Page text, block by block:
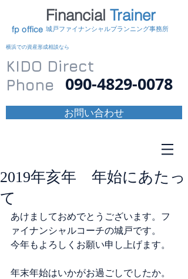
​城戸ファイナンシャルプランニング事務所
Financial Trainer
KIDO Direct
Phone
090-4829-0078
お問い合わせ
fp office
横浜での資産形成相談なら
2019年亥年 年始にあたっ
て
あけましておめでとうございます。フ
ァイナンシャルコーチの城戸です。
今年もよろしくお願い申し上げます。
年末年始はいかがお過ごしでしたか。